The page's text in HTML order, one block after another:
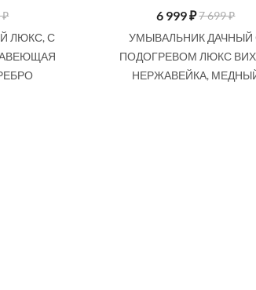
₽
ЛЮКС, С
6 999₽7 699 ₽
УМЫВАЛЬНИК ДАЧНЫЙ
ПОДОГРЕВОМ ЛЮКС
НЕРЖАВЕЙКА,